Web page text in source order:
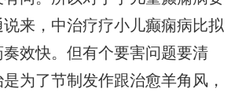
来，中治疗疗小儿癫痫病比拟
效快。但有个要害问题要清
为了节制发作跟治愈羊角风，